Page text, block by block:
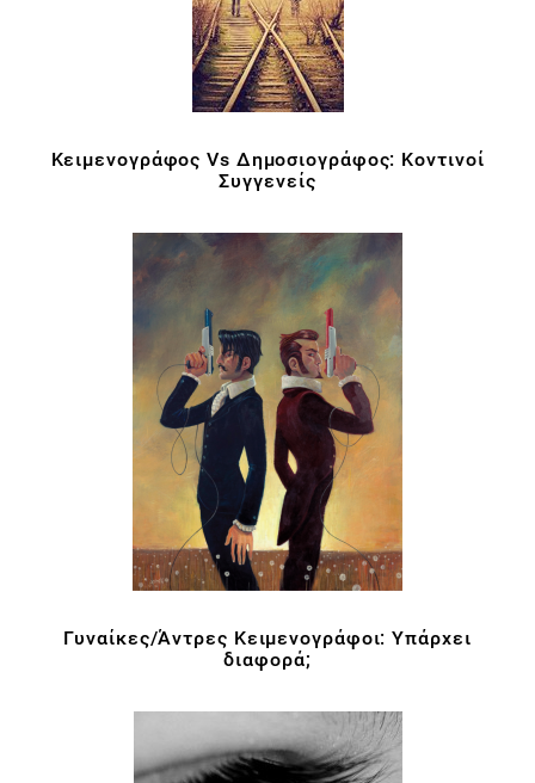
Κειμενογράφος Vs Δημοσιογράφος: Κοντινοί
Συγγενείς
Γυναίκες/Άντρες Κειμενογράφοι: Υπάρχει
διαφορά;